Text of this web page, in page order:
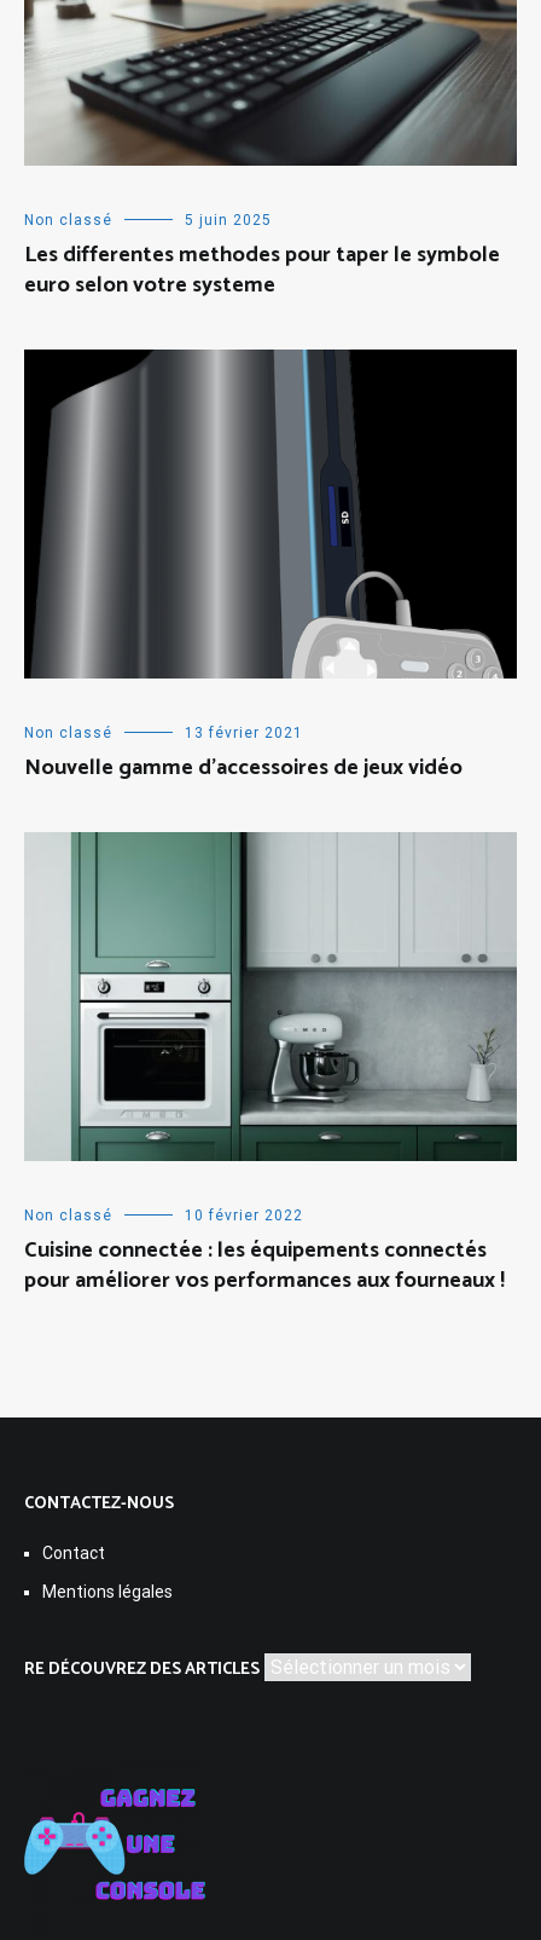
Non classé 5 juin 2025
Les differentes methodes pour taper le symbole
euro selon votre systeme
Non classé 13 février 2021
Nouvelle gamme d’accessoires de jeux vidéo
Non classé 10 février 2022
Cuisine connectée : les équipements connectés
pour améliorer vos performances aux fourneaux !
CONTACTEZ-NOUS
Contact
Mentions légales
RE DÉCOUVREZ DES ARTICLES Re
découvrez